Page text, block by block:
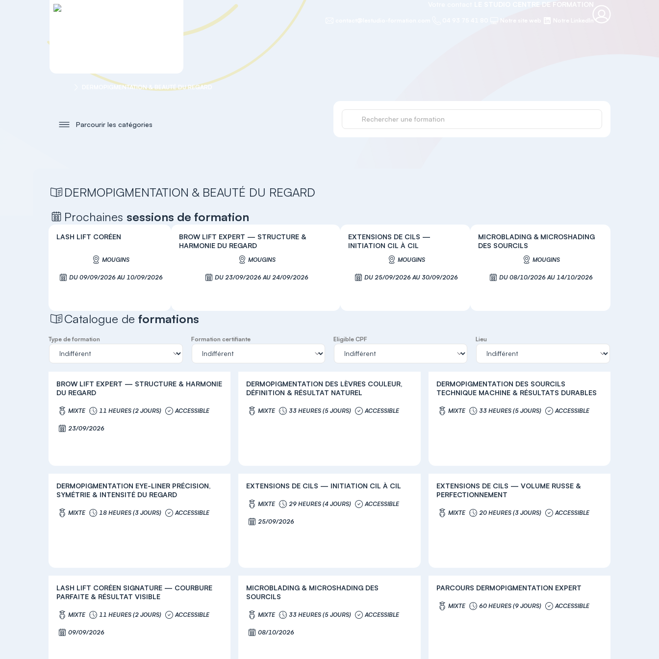
LE STUDIO CENTRE DE FORMATION
Notre LinkedIn
DERMOPIGMENTATION & BEAUTÉ DU REGARD
Parcourir les catégories
DERMOPIGMENTATION & BEAUTÉ DU REGARD
Prochaines sessions de formation
LASH LIFT CORÉEN
MOUGINS
DU 09/09/2026 AU 10/09/2026
BROW LIFT EXPERT — STRUCTURE &
HARMONIE DU REGARD
MOUGINS
DU 23/09/2026 AU 24/09/2026
EXTENSIONS DE CILS —
INITIATION CIL À CIL
MOUGINS
DU 25/09/2026 AU 30/09/2026
MICROBLADING & MICROSHADING
DES SOURCILS
MOUGINS
DU 08/10/2026 AU 14/10/2026
Catalogue deformations
Type de formation Formation certifiante Eligible CPF Lieu
BROW LIFT EXPERT — STRUCTURE & HARMONIE
DU REGARD
MIXTE 11 HEURES (2 JOURS) ACCESSIBLE
23/09/2026
DERMOPIGMENTATION DES LÈVRES COULEUR,
DÉFINITION & RÉSULTAT NATUREL
MIXTE 33 HEURES (5 JOURS) ACCESSIBLE
DERMOPIGMENTATION DES SOURCILS
TECHNIQUE MACHINE & RÉSULTATS DURABLES
MIXTE 33 HEURES (5 JOURS) ACCESSIBLE
DERMOPIGMENTATION EYE-LINER PRÉCISION,
SYMÉTRIE & INTENSITÉ DU REGARD
MIXTE 18 HEURES (3 JOURS) ACCESSIBLE
EXTENSIONS DE CILS — INITIATION CIL À CIL
MIXTE 29 HEURES (4 JOURS) ACCESSIBLE
25/09/2026
EXTENSIONS DE CILS — VOLUME RUSSE &
PERFECTIONNEMENT
MIXTE 20 HEURES (3 JOURS) ACCESSIBLE
LASH LIFT CORÉEN SIGNATURE — COURBURE
PARFAITE & RÉSULTAT VISIBLE
MIXTE 11 HEURES (2 JOURS) ACCESSIBLE
09/09/2026
MICROBLADING & MICROSHADING DES
SOURCILS
MIXTE 33 HEURES (5 JOURS) ACCESSIBLE
08/10/2026
PARCOURS DERMOPIGMENTATION EXPERT
MIXTE 60 HEURES (9 JOURS) ACCESSIBLE